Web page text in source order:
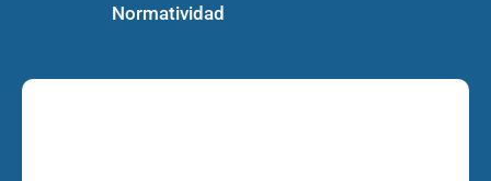
Normatividad